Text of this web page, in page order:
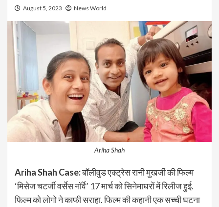
August 5, 2023 News World
Ariha Shah
Ariha Shah Case:बॉलीवुड एक्ट्रेस रानी मुखर्जी की फिल्म
‘मिसेज चटर्जी वर्सेस नॉर्वे’ 17 मार्च को सिनेमाघरों में रिलीज हुई.
फिल्म को लोगो ने काफी सराहा. फिल्म की कहानी एक सच्ची घटना